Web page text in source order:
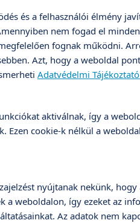
Részletek
trimeszteri genetikai
trimeszteri
és a felhasználói élmény
nem fogad el
fognak működni.
Azt, hogy a weboldal
Adatvédelmi
aktiválnak, így a
Ezen cookie-k nélkül a
nyújtanak nekünk,
a weboldalon, így ezeket az
Az adatok nem